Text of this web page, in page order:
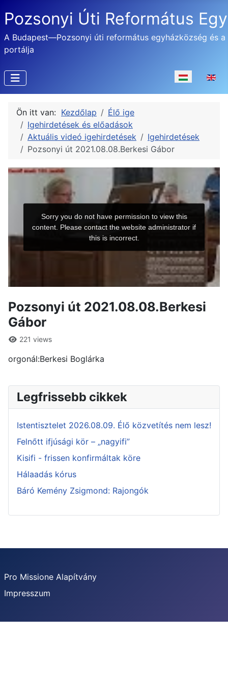
Pozsonyi Úti Református
A Budapest—Pozsonyi úti református egyházközség és a
portálja
Válasszon
Ön itt van: Kezdőlap
Élő ige
Igehirdetések és előadások
Aktuális videó igehirdetések
Igehirdetések
Pozsonyi út 2021.08.08.Berkesi Gábor
Pozsonyi út 2021.08.08.Berkesi
Gábor
221 views
orgonál:Berkesi Boglárka
Legfrissebb cikkek
Istentisztelet 2026.08.09. Élő közvetítés nem lesz!
Felnőtt ifjúsági kör – „nagyifi”
Kisifi - frissen konfirmáltak köre
Hálaadás kórus
Báró Kemény Zsigmond: Rajongók
Pro Missione Alapítvány
Impresszum